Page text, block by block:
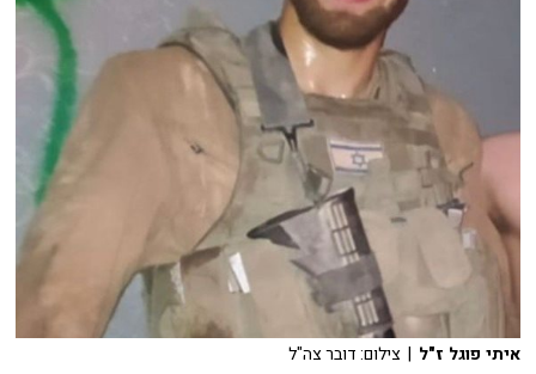
איתי פוגל ז"ל | צילום: דובר צה"ל